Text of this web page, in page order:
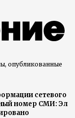
опубликованные
сетевого
номер СМИ: Эл